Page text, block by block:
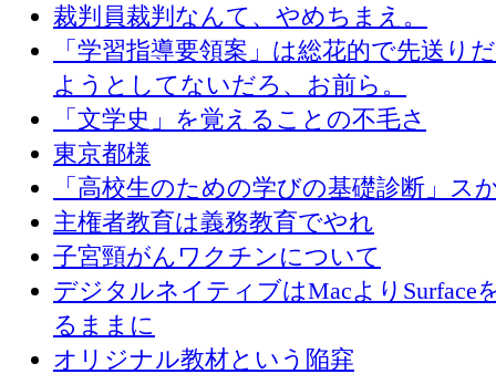
裁判員裁判なんて、やめちまえ。
「学習指導要領案」は総花的で先送り
ようとしてないだろ、お前ら。
「文学史」を覚えることの不毛さ
東京都様
「高校生のための学びの基礎診断」ス
主権者教育は義務教育でやれ
子宮頸がんワクチンについて
デジタルネイティブはMacよりSurface
るままに
オリジナル教材という陥穽